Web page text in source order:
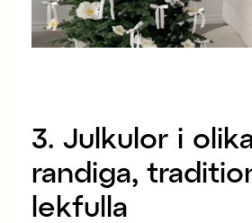
3. Julkulor i
randiga,
lekfulla